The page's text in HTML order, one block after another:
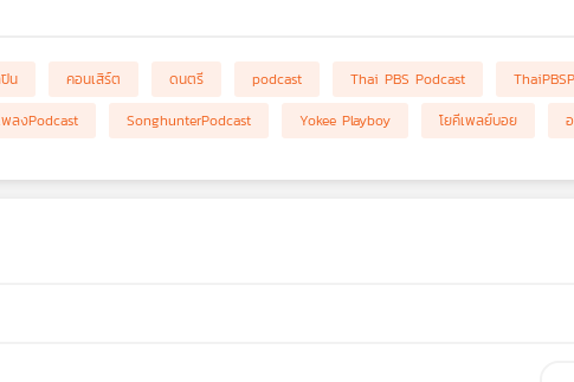
น คอนเสิร์ต ดนตรี podcast Thai PBS Podcast
ลงPodcast SonghunterPodcast Yokee Playboy โยคีเพลย์บอย